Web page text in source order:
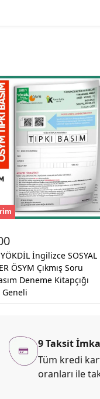
İngilizce SOSYAL
ÖSYM Çıkmış Soru
Deneme Kitapçığı
Geneli
9 Taksit
Tüm kredi
oranları ile